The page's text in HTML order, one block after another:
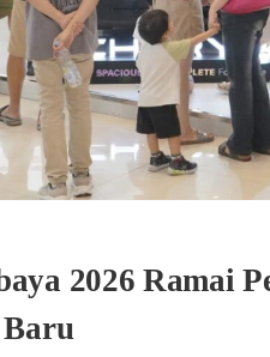
2026 Ramai